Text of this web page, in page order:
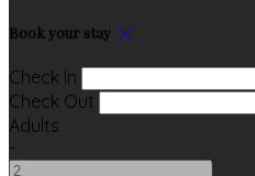
Book your stay
Check In
Check Out
Adults
-